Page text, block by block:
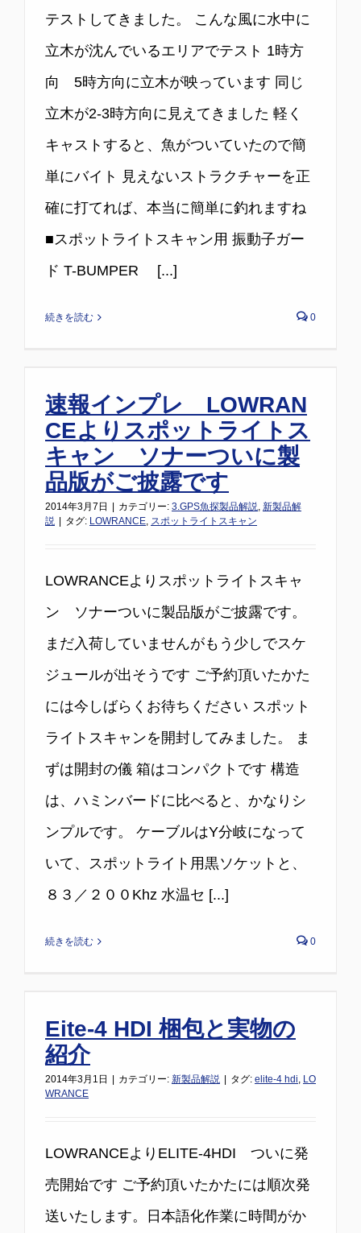
テストしてきました。 こんな風に水中に
立木が沈んでいるエリアでテスト 1時方
向 5時方向に立木が映っています 同じ
立木が2-3時方向に見えてきました 軽く
キャストすると、魚がついていたので簡
単にバイト 見えないストラクチャーを正
確に打てれば、本当に簡単に釣れますね
■スポットライトスキャン用 振動子ガー
ド T-BUMPER [...]
続きを読む 0
速報インプレ LOWRAN
CEよりスポットライトス
キャン ソナーついに製
品版がご披露です
2014年3月7日 カテゴリー: 3.GPS魚探製品解説, 新製品解
説
タグ: LOWRANCE, スポットライトスキャン
LOWRANCEよりスポットライトスキャ
ン ソナーついに製品版がご披露です。
まだ入荷していませんがもう少しでスケ
ジュールが出そうです ご予約頂いたかた
には今しばらくお待ちください スポット
ライトスキャンを開封してみました。 ま
ずは開封の儀 箱はコンパクトです 構造
は、ハミンバードに比べると、かなりシ
ンプルです。 ケーブルはY分岐になって
いて、スポットライト用黒ソケットと、
８３／２００Khz 水温セ [...]
続きを読む 0
Eite-4 HDI 梱包と実物の
紹介
2014年3月1日 カテゴリー: 新製品解説 タグ: elite-4 hdi, LO
WRANCE
LOWRANCEよりELITE-4HDI ついに発
売開始です ご予約頂いたかたには順次発
送いたします。日本語化作業に時間がか